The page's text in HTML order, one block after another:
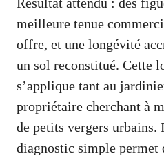
meilleure tenue
offre, et une longévité
un sol reconstitué. Cette
s’applique tant au
propriétaire cherchant à
de petits vergers urbains.
diagnostic simple permet